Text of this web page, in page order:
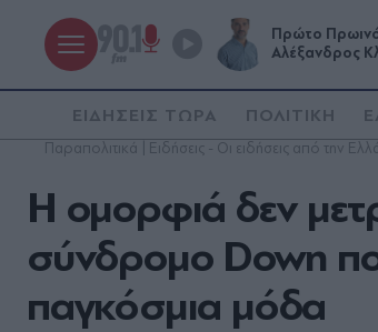
Πρώτο
Αλέξανδρος
ΕΙΔΗΣΕΙΣ ΤΩΡΑ ΠΟΛΙΤΙΚΗ
Παραπολιτικά | Ειδήσεις - Οι ειδήσεις από την
Η ομορφιά δεν
σύνδρομο Down
παγκόσμια μόδα